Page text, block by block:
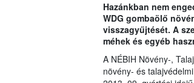
Hazánkban nem
WDG gombaölő
visszagyűjtését. A
méhek és egyéb
A NÉBIH Növény-,
növény- és